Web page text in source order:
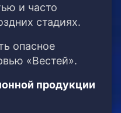
и часто
стадиях.
опасное
«Вестей».
продукции